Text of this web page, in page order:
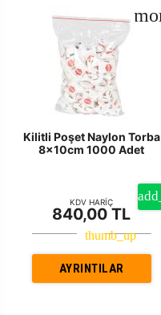
Kilitli Poşet Naylon Torba
8x10cm 1000 Adet
KDV HARİÇ
840,00 TL
AYRINTILAR